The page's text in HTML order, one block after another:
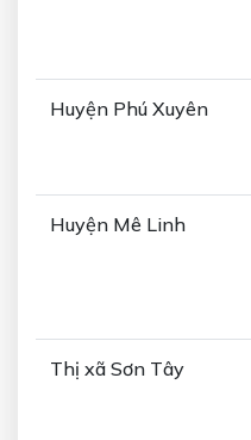
Huyện Phú Xuyên
Huyện Mê Linh
Thị xã Sơn Tây